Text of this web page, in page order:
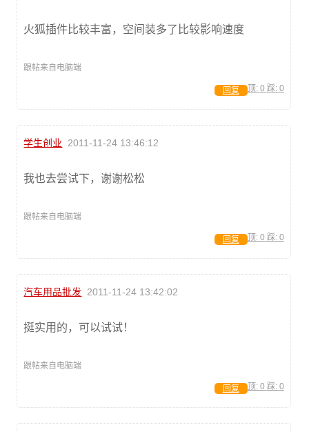
火狐插件比较丰富，空间装多了比较影响速度
跟帖来自电脑端
顶: 0 踩: 0
回复
学生创业 2011-11-24 13:46:12
我也去尝试下，谢谢松松
跟帖来自电脑端
顶: 0 踩: 0
回复
汽车用品批发 2011-11-24 13:42:02
挺实用的，可以试试！
跟帖来自电脑端
顶: 0 踩: 0
回复